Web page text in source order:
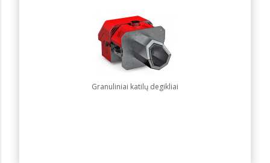
Granuliniai katilų degikliai